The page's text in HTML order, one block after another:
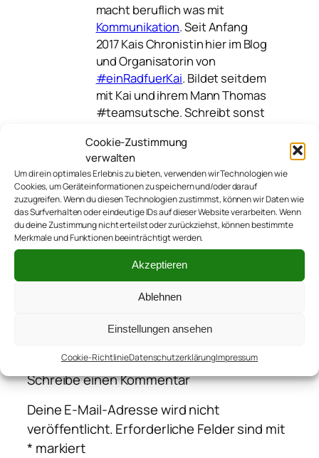
Cookie-Zustimmung
verwalten
Um dir ein optimales Erlebnis zu bieten, verwenden wir Technologien wie
Cookies, um Geräteinformationen zu speichern und/oder darauf
zuzugreifen. Wenn du diesen Technologien zustimmst, können wir Daten wie
das Surfverhalten oder eindeutige IDs auf dieser Website verarbeiten. Wenn
du deine Zustimmung nicht erteilst oder zurückziehst, können bestimmte
Merkmale und Funktionen beeinträchtigt werden.
Akzeptieren
Ablehnen
Einstellungen ansehen
Cookie-RichtlinieDatenschutzerklärungImpressum
macht beruflich was mit
Kommunikation. Seit Anfang
2017 Kais Chronistin hier im Blog
und Organisatorin von
#einRadfuerKai. Bildet seitdem
mit Kai und ihrem Mann Thomas
#teamsutsche. Schreibt sonst
anderen Blogs.
Ab jetzt motorisiert
Schreibe einen Kommentar
Deine E-Mail-Adresse wird nicht
veröffentlicht.Erforderliche Felder sind mit
* markiert